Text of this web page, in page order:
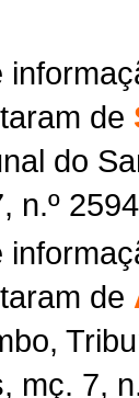
de
do
n.º 2594
de
mç. 7,